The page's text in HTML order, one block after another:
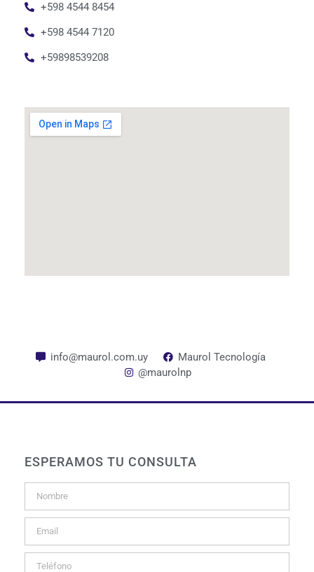
+598 4544 8454
+598 4544 7120
+59898539208
info@maurol.com.uy
Maurol Tecnología
@maurolnp
ESPERAMOS TU CONSULTA